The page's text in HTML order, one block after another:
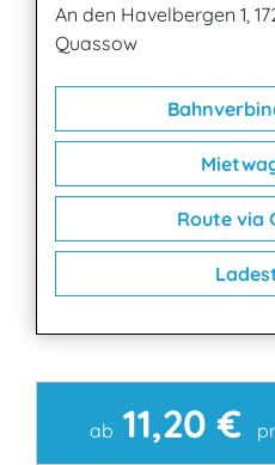
An den Havelbergen 1,
Quassow
Route via
Kontakt
ab 11,20 €